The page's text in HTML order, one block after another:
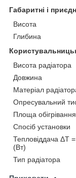
Габаритні і
Висота
Глибина
Висота радіатора
Довжина
Матеріал
Опресувальний
Площа
Спосіб установки
Тепловіддача ΔT
(Вт)
Тип радіатора